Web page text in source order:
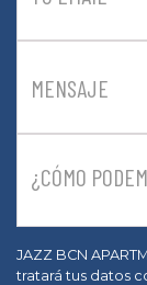
JAZZ BCN
tratará tus datos